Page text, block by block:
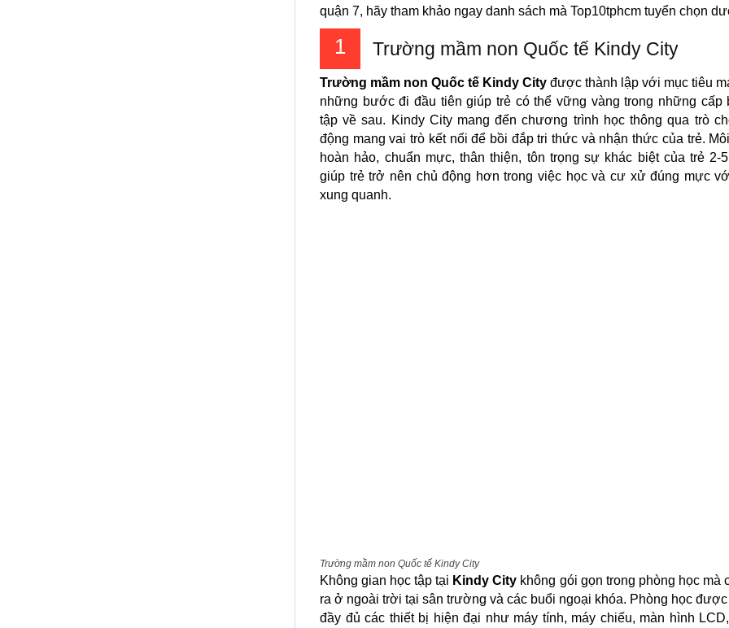
quận 7, hãy tham khảo ngay danh sách mà Top10tphcm tuyển chọn
1 Trường mầm non Quốc tế Kindy City
Trường mầm non Quốc tế Kindy City được thành lập với mục tiêu
những bước đi đầu tiên giúp trẻ có thể vững vàng trong những cấp
tập về sau. Kindy City mang đến chương trình học thông qua trò
động mang vai trò kết nối để bồi đắp tri thức và nhận thức của trẻ.
hoàn hảo, chuẩn mực, thân thiện, tôn trọng sự khác biệt của trẻ 2-
giúp trẻ trở nên chủ động hơn trong việc học và cư xử đúng mực
xung quanh.
Trường mầm non Quốc tế Kindy City
Không gian học tập tại Kindy City không gói gọn trong phòng học mà
ra ở ngoài trời tại sân trường và các buổi ngoại khóa. Phòng học được
đầy đủ các thiết bị hiện đại như máy tính, máy chiếu, màn hình